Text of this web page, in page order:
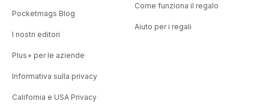
Pocketmags Blog
I nostri editori
Plus+ per le aziende
Informativa sulla privacy
California e USA Privacy
Come funziona il regalo
Aiuto per i regali